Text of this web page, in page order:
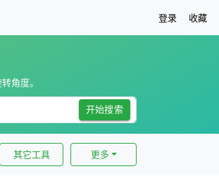
登录 收藏
角度。
开始搜索
其它工具 更多